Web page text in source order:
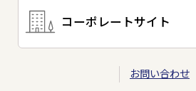
コーポレートサイト
お問い合わせ